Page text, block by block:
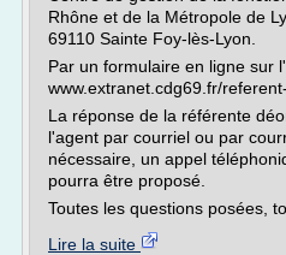
Rhône et de la Métropole de
69110 Sainte Foy-lès-Lyon.
Par un formulaire en ligne sur
www.extranet.cdg69.fr/
La réponse de la référente
l'agent par courriel ou par
nécessaire, un appel
pourra être proposé.
Toutes les questions posées,
Lire la suite